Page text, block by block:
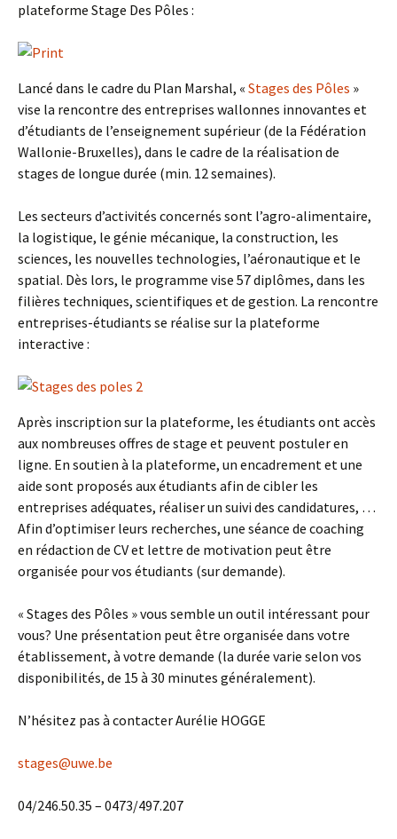
plateforme Stage Des Pôles :
Lancé dans le cadre du Plan Marshal, « Stages des Pôles »
vise la rencontre des entreprises wallonnes innovantes et
d’étudiants de l’enseignement supérieur (de la Fédération
Wallonie-Bruxelles), dans le cadre de la réalisation de
stages de longue durée (min. 12 semaines).
Les secteurs d’activités concernés sont l’agro-alimentaire,
la logistique, le génie mécanique, la construction, les
sciences, les nouvelles technologies, l’aéronautique et le
spatial. Dès lors, le programme vise 57 diplômes, dans les
filières techniques, scientifiques et de gestion. La rencontre
entreprises-étudiants se réalise sur la plateforme
interactive :
Après inscription sur la plateforme, les étudiants ont accès
aux nombreuses offres de stage et peuvent postuler en
ligne. En soutien à la plateforme, un encadrement et une
aide sont proposés aux étudiants afin de cibler les
entreprises adéquates, réaliser un suivi des candidatures, …
Afin d’optimiser leurs recherches, une séance de coaching
en rédaction de CV et lettre de motivation peut être
organisée pour vos étudiants (sur demande).
« Stages des Pôles » vous semble un outil intéressant pour
vous? Une présentation peut être organisée dans votre
établissement, à votre demande (la durée varie selon vos
disponibilités, de 15 à 30 minutes généralement).
N’hésitez pas à contacter Aurélie HOGGE
stages@uwe.be
04/246.50.35 – 0473/497.207